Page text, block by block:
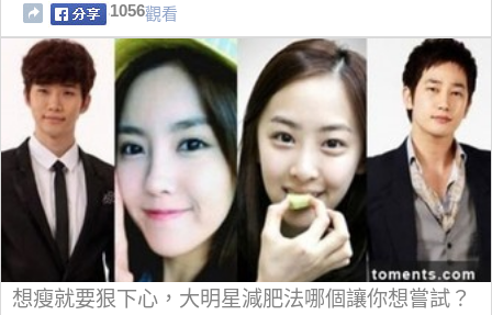
1056觀看
想瘦就要狠下心，大明星減肥法哪個讓你想嘗試？